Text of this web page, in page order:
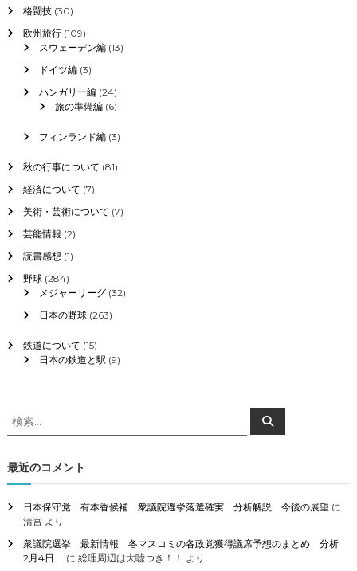
格闘技(30)
欧州旅行(109)
スウェーデン編(13)
ドイツ編(3)
ハンガリー編(24)
旅の準備編(6)
フィンランド編(3)
秋の行事について (81)
経済について (7)
美術・芸術について (7)
芸能情報 (2)
読書感想 (1)
野球(284)
メジャーリーグ(32)
日本の野球(263)
鉄道について (15)
日本の鉄道と駅 (9)
検
索
象
:
検
索
最近のコメント
日本保守党 有本香候補 衆議院選挙落選確実 分析解説 今後の展望 に
清宮より
衆議院選挙 最新情報 各マスコミの各政党獲得議席予想のまとめ 分析
2月4日
に 総理周辺は大嘘つき！！ より